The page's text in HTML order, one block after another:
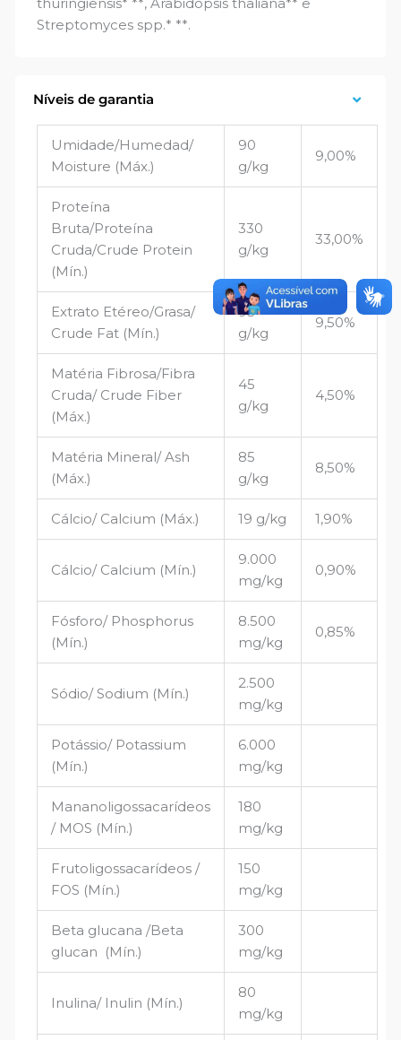
Streptomyces spp.* **.
Níveis de garantia
Umidade/Humedad/
Moisture (Máx.)
90
g/kg
9,00%
Proteína
Bruta/Proteína
Cruda/Crude Protein
(Mín.)
330
g/kg
33,00%
Extrato Etéreo/Grasa/
Crude Fat (Mín.)
95
g/kg
9,50%
Matéria Fibrosa/Fibra
Cruda/ Crude Fiber
(Máx.)
45
g/kg
4,50%
Matéria Mineral/ Ash
(Máx.)
85
g/kg
8,50%
Cálcio/ Calcium (Máx.) 19 g/kg 1,90%
Cálcio/ Calcium (Mín.)
9.000
mg/kg
0,90%
Fósforo/ Phosphorus
(Mín.)
8.500
mg/kg
0,85%
Sódio/ Sodium (Mín.)
2.500
mg/kg
Potássio/ Potassium
(Mín.)
6.000
mg/kg
Mananoligossacarídeos
/ MOS (Mín.)
180
mg/kg
Frutoligossacarídeos /
FOS (Mín.)
150
mg/kg
Beta glucana /Beta
glucan (Mín.)
300
mg/kg
Inulina/ Inulin (Mín.)
80
mg/kg